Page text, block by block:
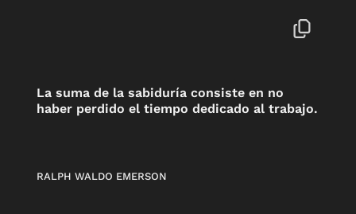
La suma de la sabiduría consiste en no
haber perdido el tiempo dedicado al trabajo.
RALPH WALDO EMERSON